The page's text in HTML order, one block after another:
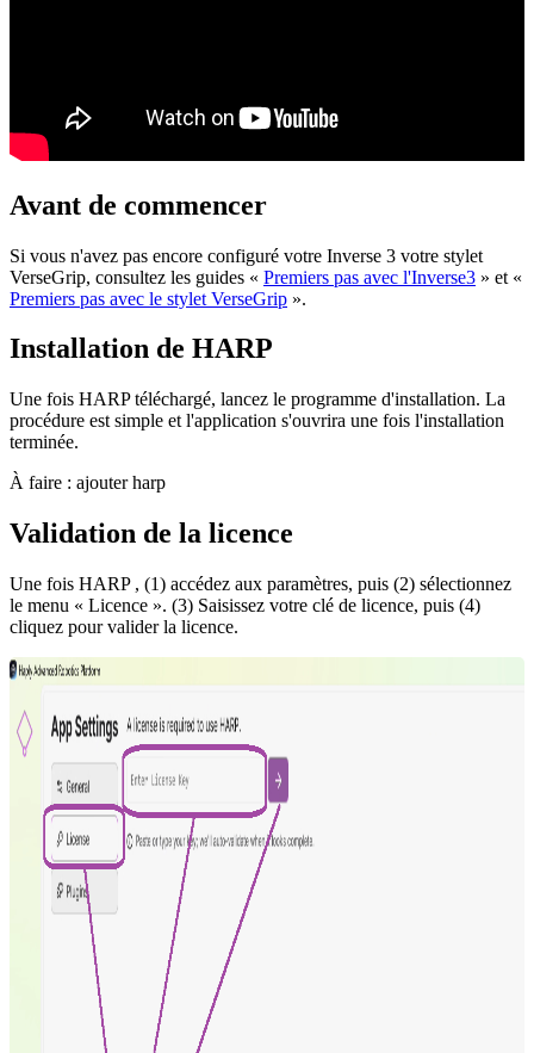
Avant de commencer
Si vous n'avez pas encore configuré votre Inverse 3 votre stylet
VerseGrip, consultez les guides « Premiers pas avec l'Inverse3 » et «
Premiers pas avec le stylet VerseGrip ».
Installation de HARP
Une fois HARP téléchargé, lancez le programme d'installation. La
procédure est simple et l'application s'ouvrira une fois l'installation
terminée.
À faire : ajouter harp
Validation de la licence
Une fois HARP , (1) accédez aux paramètres, puis (2) sélectionnez
le menu « Licence ». (3) Saisissez votre clé de licence, puis (4)
cliquez pour valider la licence.